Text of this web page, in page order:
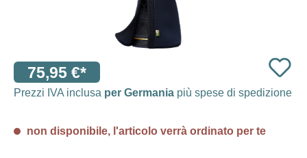
75,95 €*
Prezzi IVA inclusa per Germania più spese di spedizione
non disponibile, l'articolo verrà ordinato per te